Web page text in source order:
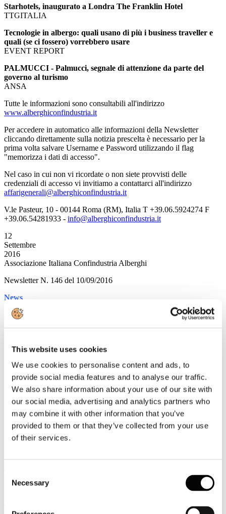
This website uses cookies
We use cookies to personalise content and ads, to
provide social media features and to analyse our traffic.
We also share information about your use of our site with
our social media, advertising and analytics partners who
may combine it with other information that you’ve
provided to them or that they’ve collected from your use
of their services.
Selection
Necessary
Starhotels, inaugurato a Londra The Franklin Hotel
TTGITALIA
Tecnologie in albergo: quali usano di più i business traveller e
quali (se ci fossero) vorrebbero usare
EVENT REPORT
PALMUCCI - Palmucci, segnale di attenzione da parte del
governo al turismo
ANSA
Tutte le informazioni sono consultabili all'indirizzo
www.alberghiconfindustria.it
Per accedere in automatico alle informazioni della Newsletter
cliccando direttamente sulla notizia prescelta è necessario per la
prima volta salvare Username e Password utilizzando il flag
"memorizza i dati di accesso".
Nel caso in cui non vi ricordate o non siete provvisti delle
credenziali di accesso vi invitiamo a contattarci all'indirizzo
affarigenerali@alberghiconfindustria.it
V.le Pasteur, 10 - 00144 Roma (RM), Italia T +39.06.5924274 F
+39.06.54281933 - info@alberghiconfindustria.it
12
Settembre
2016
Associazione Italiana Confindustria Alberghi
Newsletter N. 146 del 10/09/2016
News
Ammortizzatori sociali in deroga 2016
Circolari
FORMAZIONE FINANZIATA - CATALOGO FORMATIVO
A VALERE SU AVVISO 1/2016 FONDIMPRESA
Preadesione a catalogo corsi su Avviso 1/2016 Fondimpresa
Compagnie aeree dovranno rivedere nuovi ordini alla luce di